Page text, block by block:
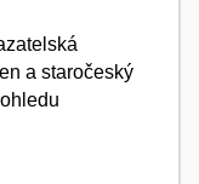
a staročeský